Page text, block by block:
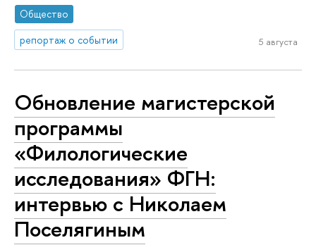
Общество
репортаж о событии
5 августа
Обновление магистерской
программы
«Филологические
исследования» ФГН:
интервью с Николаем
Поселягиным